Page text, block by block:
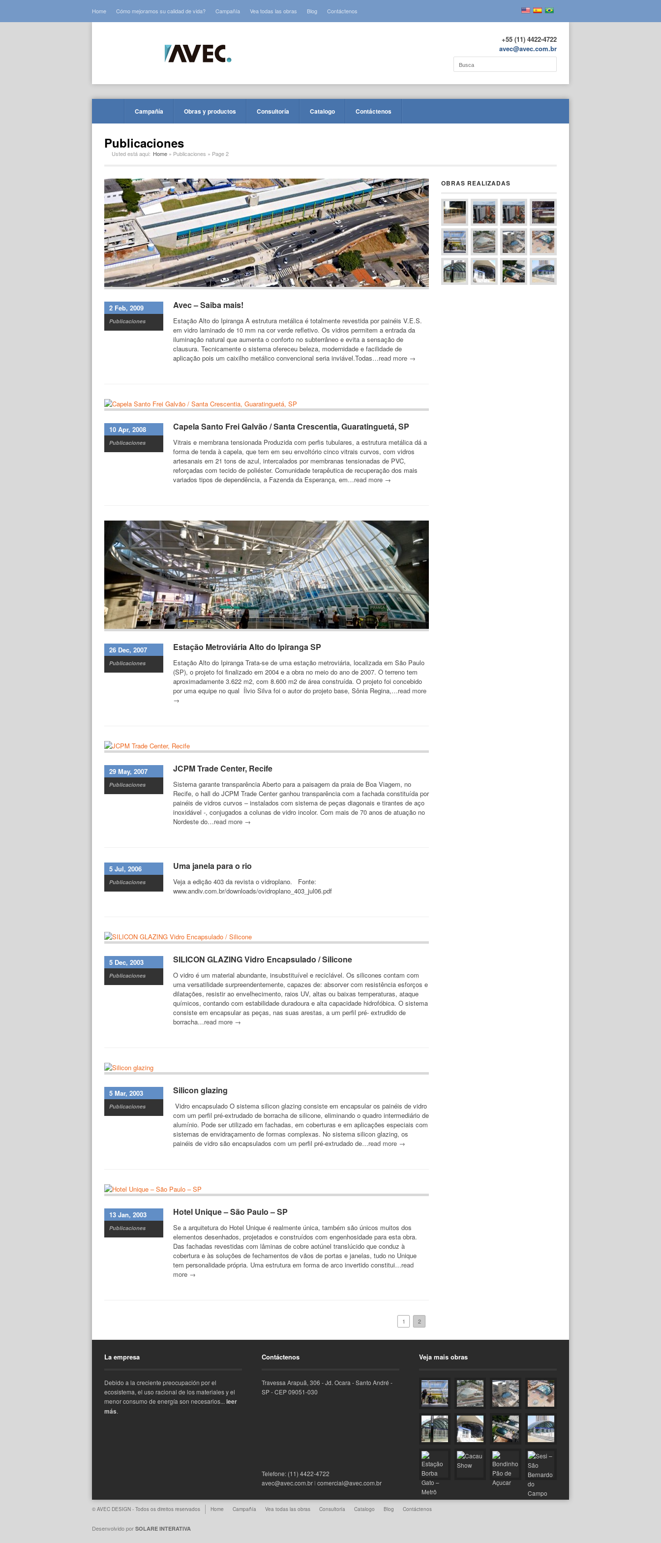
Home Cómo mejoramos su calidad de vida? Campañía Vea todas las obras Blog Contáctenos
+55 (11) 4422-4722
avec@avec.com.br
Campañía Obras y productos Consultoría Catalogo Contáctenos
Publicaciones
Usted está aqui: Home » Publicaciones » Page 2
Avec – Saiba mais!
Estação Alto do Ipiranga A estrutura metálica é totalmente revestida por painéis V.E.S.
em vidro laminado de 10 mm na cor verde refletivo. Os vidros permitem a entrada da
iluminação natural que aumenta o conforto no subterrâneo e evita a sensação de
clausura. Tecnicamente o sistema ofereceu beleza, modernidade e facilidade de
aplicação pois um caixilho metálico convencional seria inviável.Todas…read more →
2 Feb, 2009
Publicaciones
Capela Santo Frei Galvão / Santa Crescentia, Guaratinguetá, SP
Vitrais e membrana tensionada Produzida com perfis tubulares, a estrutura metálica dá a
forma de tenda à capela, que tem em seu envoltório cinco vitrais curvos, com vidros
artesanais em 21 tons de azul, intercalados por membranas tensionadas de PVC,
reforçadas com tecido de poliéster. Comunidade terapêutica de recuperação dos mais
variados tipos de dependência, a Fazenda da Esperança, em…read more →
10 Apr, 2008
Publicaciones
Estação Metroviária Alto do Ipiranga SP
Estação Alto do Ipiranga Trata-se de uma estação metroviária, localizada em São Paulo
(SP), o projeto foi finalizado em 2004 e a obra no meio do ano de 2007. O terreno tem
aproximadamente 3.622 m2, com 8.600 m2 de área construída. O projeto foi concebido
por uma equipe no qual Ílvio Silva foi o autor do projeto base, Sônia Regina,…read more
→
26 Dec, 2007
Publicaciones
JCPM Trade Center, Recife
Sistema garante transparência Aberto para a paisagem da praia de Boa Viagem, no
Recife, o hall do JCPM Trade Center ganhou transparência com a fachada constituída por
painéis de vidros curvos – instalados com sistema de peças diagonais e tirantes de aço
inoxidável -, conjugados a colunas de vidro incolor. Com mais de 70 anos de atuação no
Nordeste do…read more →
29 May, 2007
Publicaciones
Uma janela para o rio
Veja a edição 403 da revista o vidroplano. Fonte:
www.andiv.com.br/downloads/ovidroplano_403_jul06.pdf
5 Jul, 2006
Publicaciones
SILICON GLAZING Vidro Encapsulado / Silicone
O vidro é um material abundante, insubstituível e reciclável. Os silicones contam com
uma versatilidade surpreendentemente, capazes de: absorver com resistência esforços e
dilatações, resistir ao envelhecimento, raios UV, altas ou baixas temperaturas, ataque
químicos, contando com estabilidade duradoura e alta capacidade hidrofóbica. O sistema
consiste em encapsular as peças, nas suas arestas, a um perfil pré- extrudido de
borracha…read more →
5 Dec, 2003
Publicaciones
Silicon glazing
Vidro encapsulado O sistema silicon glazing consiste em encapsular os painéis de vidro
com um perfil pré-extrudado de borracha de silicone, eliminando o quadro intermediário de
alumínio. Pode ser utilizado em fachadas, em coberturas e em aplicações especiais com
sistemas de envidraçamento de formas complexas. No sistema silicon glazing, os
painéis de vidro são encapsulados com um perfil pré-extrudado de…read more →
5 Mar, 2003
Publicaciones
Hotel Unique – São Paulo – SP
Se a arquitetura do Hotel Unique é realmente única, também são únicos muitos dos
elementos desenhados, projetados e construídos com engenhosidade para esta obra.
Das fachadas revestidas com lâminas de cobre aotúnel translúcido que conduz à
cobertura e às soluções de fechamentos de vãos de portas e janelas, tudo no Unique
tem personalidade própria. Uma estrutura em forma de arco invertido constitui…read
more →
13 Jan, 2003
Publicaciones
1 2
OBRAS REALIZADAS
La empresa
Debido a la creciente preocupación por el
ecosistema, el uso racional de los materiales y el
menor consumo de energía son necesarios... leer
más.
Contáctenos
Travessa Arapuã, 306 - Jd. Ocara - Santo André -
SP - CEP 09051-030
Telefone: (11) 4422-4722
avec@avec.com.br l comercial@avec.com.br
Veja mais obras
© AVEC DESIGN - Todos os direitos reservados Home Campañía Vea todas las obras Consultoría Catalogo Blog Contáctenos
Desenvolvido por SOLARE INTERATIVA